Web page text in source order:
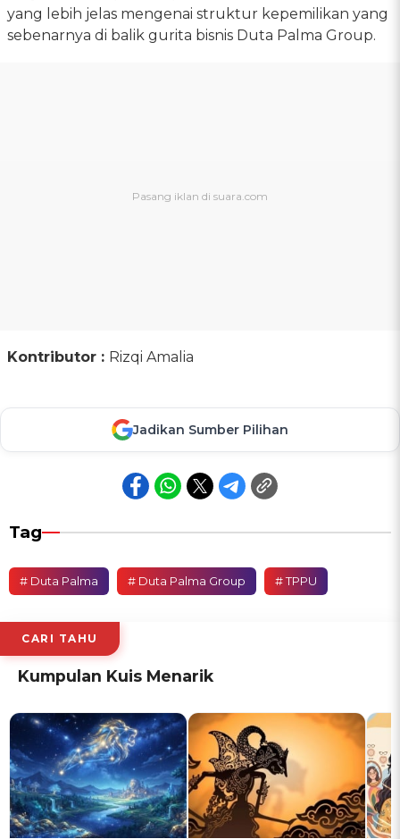
yang lebih jelas mengenai struktur kepemilikan yang
sebenarnya di balik gurita bisnis Duta Palma Group.
Kontributor : Rizqi Amalia
Jadikan Sumber Pilihan
Tag
# Duta Palma # Duta Palma Group # TPPU
CARI TAHU
Kumpulan Kuis Menarik